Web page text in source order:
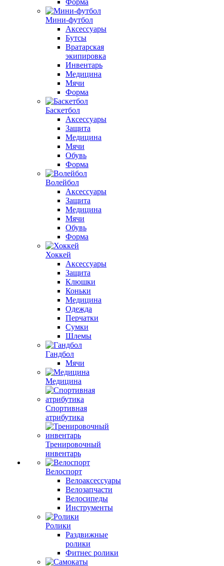
Форма
Мини-футбол
Аксессуары
Бутсы
Вратарская
экипировка
Инвентарь
Медицина
Мячи
Форма
Баскетбол
Аксессуары
Защита
Медицина
Мячи
Обувь
Форма
Волейбол
Аксессуары
Защита
Медицина
Мячи
Обувь
Форма
Хоккей
Аксессуары
Защита
Клюшки
Коньки
Медицина
Одежда
Перчатки
Сумки
Шлемы
Гандбол
Мячи
Медицина
Спортивная
атрибутика
Тренировочный
инвентарь
Велоспорт
Велоаксессуары
Велозапчасти
Велосипеды
Инструменты
Ролики
Раздвижные
ролики
Фитнес ролики